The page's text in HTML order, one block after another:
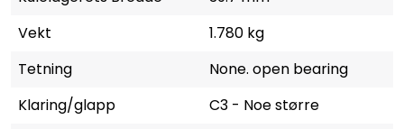
Vekt
1.780 kg
Tetning
None. open bearing
Klaring/glapp
C3 - Noe større